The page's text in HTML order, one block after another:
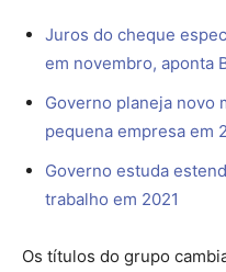
Juros do cheque
em novembro, aponta
Governo planeja novo
pequena empresa em
Governo estuda
trabalho em 2021
Os títulos do grupo